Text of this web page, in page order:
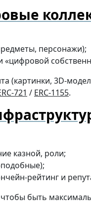
персонажи);
«цифровой
(картинки, 3D-
721 / ERC-1155.
казной, роли;
рейтинг и
быть